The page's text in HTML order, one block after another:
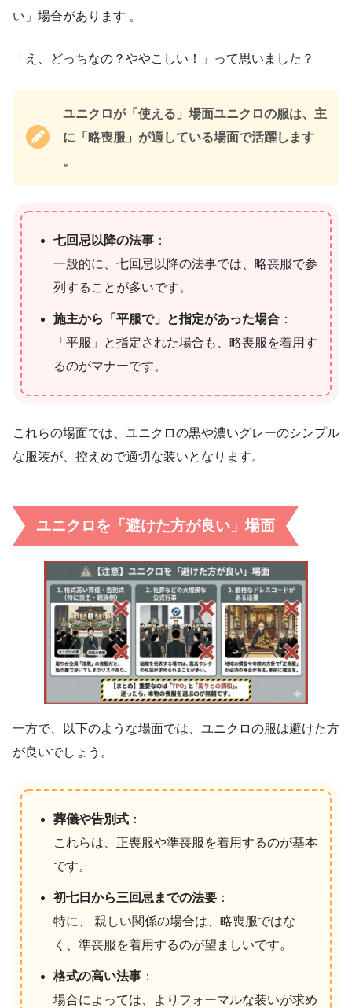
い」場合があります 。
「え、どっちなの？ややこしい！」って思いました？
ユニクロが「使える」場面ユニクロの服は、主
に「略喪服」が適している場面で活躍します
。
七回忌以降の法事 ：
一般的に、七回忌以降の法事では、略喪服で参
列することが多いです。
施主から「平服で」と指定があった場合 ：
「平服」と指定された場合も、略喪服を着用す
るのがマナーです。
これらの場面では、ユニクロの黒や濃いグレーのシンプル
な服装が、控えめで適切な装いとなります。
ユニクロを「避けた方が良い」場面
一方で、以下のような場面では、ユニクロの服は避けた方
が良いでしょう。
葬儀や告別式 ：
これらは、正喪服や準喪服を着用するのが基本
です。
初七日から三回忌までの法要 ：
特に、 親しい関係の場合は、略喪服ではな
く、準喪服を着用するのが望ましいです。
格式の高い法事 ：
場合によっては、よりフォーマルな装いが求め